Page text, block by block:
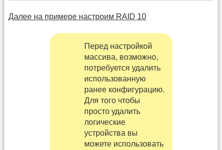
Далее на примере настроим RAID 10
Перед настройкой
массива, возможно,
потребуется удалить
использованную
ранее конфигурацию.
Для того чтобы
просто удалить
логические
устройства вы
можете использовать